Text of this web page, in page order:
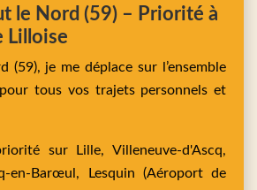
le Nord (59) – Priorité à
Lilloise
(59), je me déplace sur l’ensemble
tous vos trajets personnels et
surLille,Villeneuve-d'Ascq,
en-Barœul, Lesquin (Aéroport de